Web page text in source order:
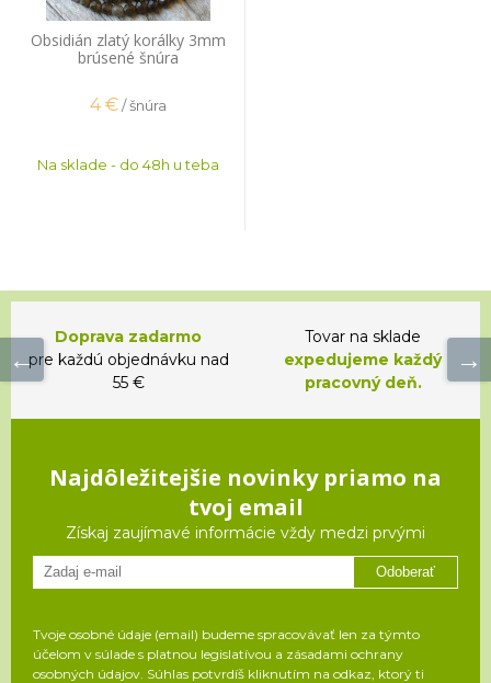
Obsidián zlatý korálky 3mm
brúsené šnúra
4 € / šnúra
Na sklade - do 48h u teba
Doprava zadarmo
pre každú objednávku nad
55 €
Tovar na sklade
expedujeme každý
pracovný deň.
Najdôležitejšie novinky priamo na
tvoj email
Získaj zaujímavé informácie vždy medzi prvými
Odoberať
Tvoje osobné údaje (email) budeme spracovávať len za týmto
účelom v súlade s platnou legislatívou a zásadami ochrany
osobných údajov. Súhlas potvrdíš kliknutím na odkaz, ktorý ti